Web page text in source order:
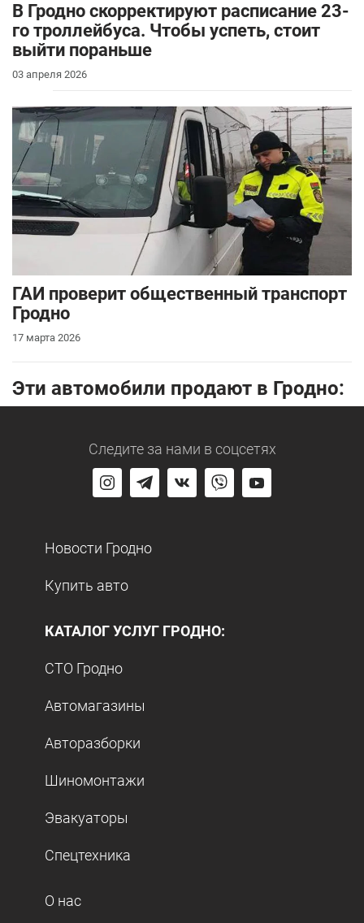
В Гродно скорректируют расписание 23-
го троллейбуса. Чтобы успеть, стоит
выйти пораньше
03 апреля 2026
ГАИ проверит общественный транспорт
Гродно
17 марта 2026
Эти автомобили продают в Гродно:
Следите за нами в соцсетях
Новости Гродно
Купить авто
КАТАЛОГ УСЛУГ ГРОДНО:
СТО Гродно
Автомагазины
Авторазборки
Шиномонтажи
Эвакуаторы
Спецтехника
О нас